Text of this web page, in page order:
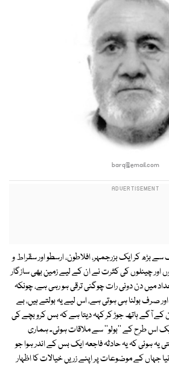
barq@email.com
بڑھ کر ایک بزرجمہر، افلاطون، ارسطو اور سقراط و
اور چینلوں کی کثرت نے ان کے لیے زمین بھی سازگار
میں دن دونی رات چوگنی ترقی ہو رہی ہے، چونکہ
اور صرف بولنا ہی ہوتی ہے، اس لیے یہ بولتے ہیں، بے
کے آگے ہاتھ جوڑ کر کہہ دیتا ہے کہ بس کرو بچے کی
اس طرح کے ''بولو'' سے ملاقات ہوئی۔ ہماری
ہوئی کہ یہ حادثہ فاجعہ ایک بس کے اندر ہوا جو
جہاں کے موضوعات پر اپنے زریں خیالات کا اظہار